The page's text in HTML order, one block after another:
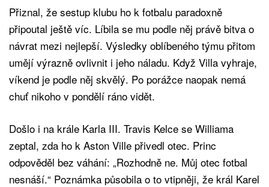
Přiznal, že sestup klubu ho k fotbalu paradoxně
připoutal ještě víc. Líbila se mu podle něj právě bitva o
návrat mezi nejlepší. Výsledky oblíbeného týmu přitom
umějí výrazně ovlivnit i jeho náladu. Když Villa vyhraje,
víkend je podle něj skvělý. Po porážce naopak nemá
chuť nikoho v pondělí ráno vidět.
Došlo i na krále Karla III. Travis Kelce se Williama
zeptal, zda ho k Aston Ville přivedl otec. Princ
odpověděl bez váhání: „Rozhodně ne. Můj otec fotbal
nesnáší.“ Poznámka působila o to vtipněji, že král Karel